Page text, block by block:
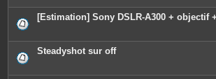
o
i
e
[Estimation] Sony DSLR-A300 + objectif
Steadyshot sur off